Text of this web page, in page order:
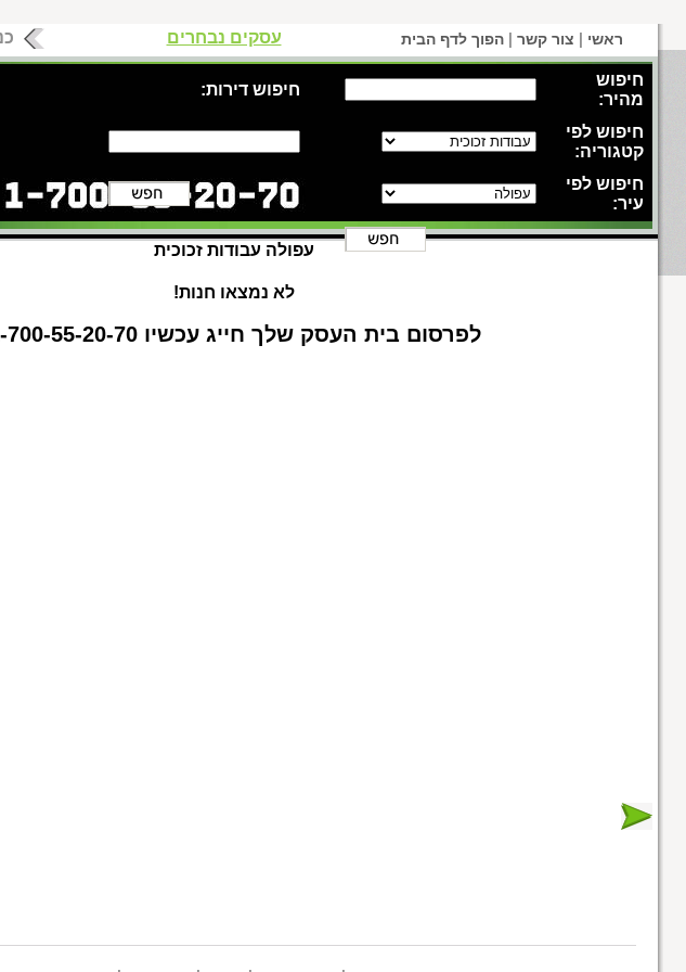
ראשי | צור קשר | הפוך לדף הבית עסקים נבחרים
חיפוש
מהיר:
חיפוש דירות:
חיפוש לפי
קטגוריה:
חיפוש לפי
עיר:
עפולה עבודות זכוכית
לא נמצאו חנות!
לפרסום בית העסק שלך חייג עכשיו 1-700-55-20-70